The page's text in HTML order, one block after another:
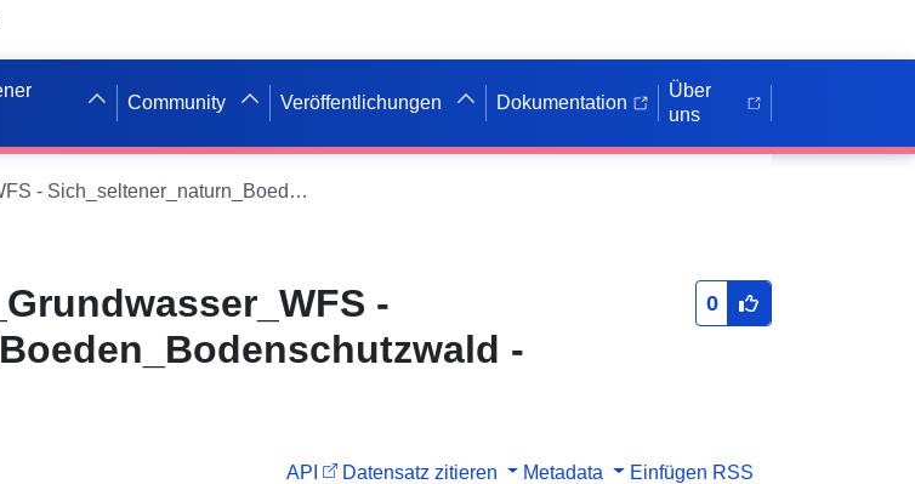
Community Veröffentlichungen Dokumentation
Über
uns
LAPRO_Klima_Boden_Grundwasser_WFS - Sich_seltener_naturn_Boeden_Bodenschutzwald - OGC API Features
-
-
0
API Datensatz zitieren Metadata Einfügen RSS